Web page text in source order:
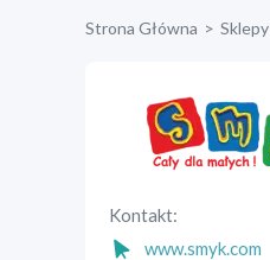
Strona Główna > Sklepy
Kontakt:
www.smyk.com